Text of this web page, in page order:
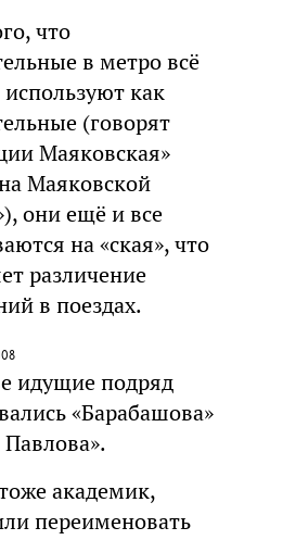
что
в метро всё
как
(говорят
Маяковская»
Маяковской
они ещё и все
на «ская», что
различение
в поездах.
идущие подряд
«Барабашова»
академик,
переименовать